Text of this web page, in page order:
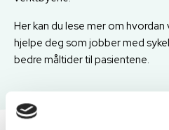
Her kan du lese mer om
hjelpe deg som jobber med
bedre måltider til pasientene.